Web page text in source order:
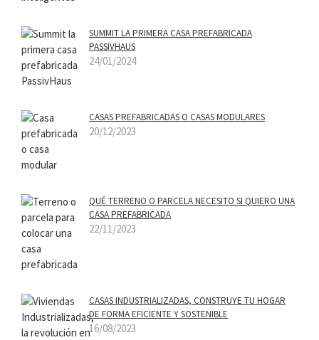
SUMMIT LA PRIMERA CASA PREFABRICADA
PASSIVHAUS
24/01/2024
CASAS PREFABRICADAS O CASAS MODULARES
20/12/2023
QUÉ TERRENO O PARCELA NECESITO SI QUIERO UNA
CASA PREFABRICADA
22/11/2023
CASAS INDUSTRIALIZADAS, CONSTRUYE TU HOGAR
DE FORMA EFICIENTE Y SOSTENIBLE
16/08/2023